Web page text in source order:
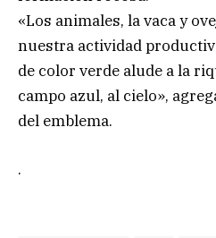
«Los animales, la vaca y
nuestra actividad
de color verde alude a la
campo azul, al cielo»,
del emblema.
.